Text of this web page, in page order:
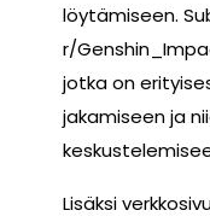
löytämiseen.
r/
jotka on
jakamiseen ja
Lisäksi